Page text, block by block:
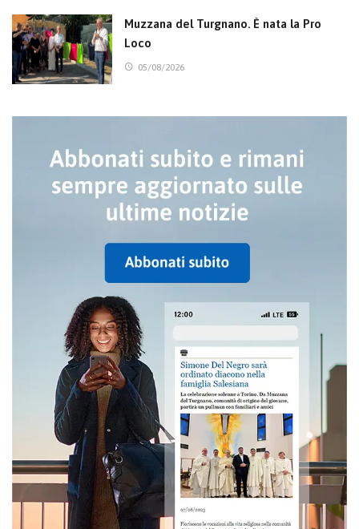
Muzzana del Turgnano. È nata la Pro
Loco
05/08/2026